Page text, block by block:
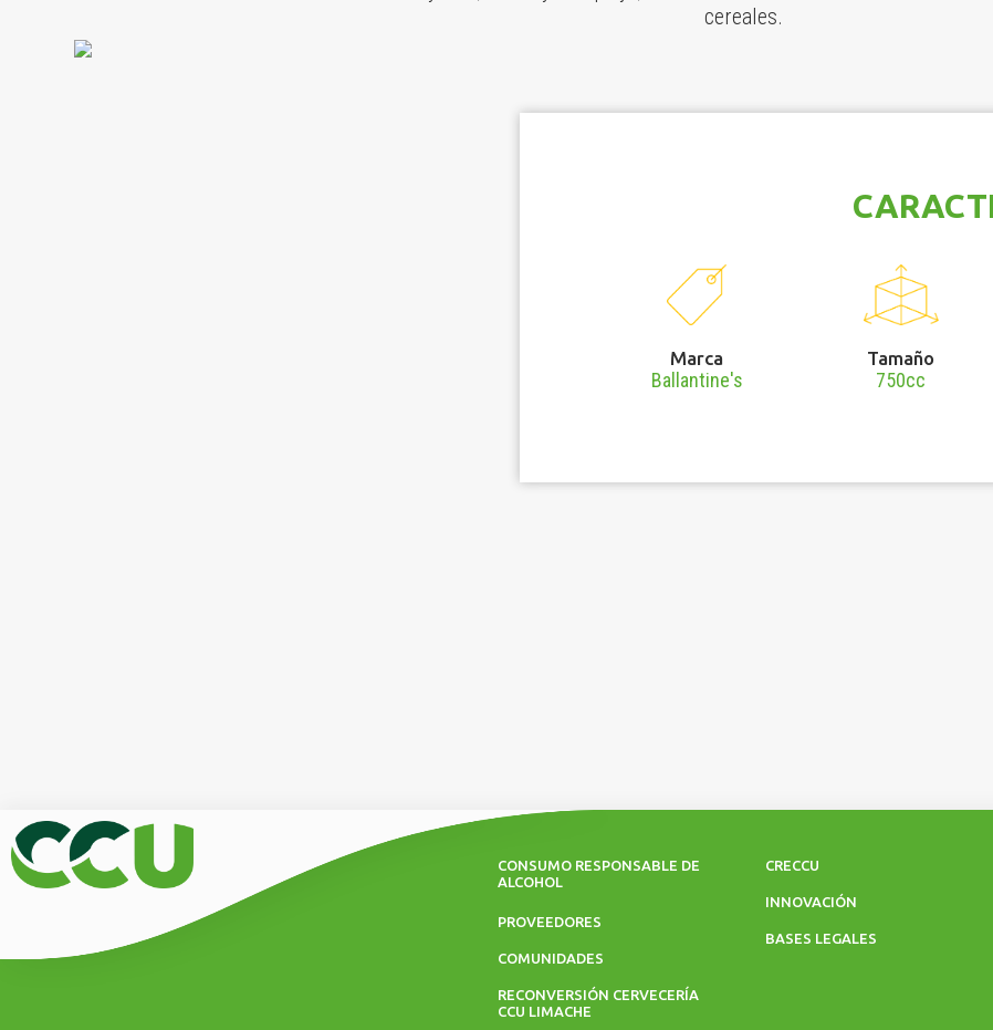
cereales.
Marca
Ballantine's
Tamaño
750cc
CONSUMO RESPONSABLE DE
ALCOHOL
PROVEEDORES
COMUNIDADES
RECONVERSIÓN CERVECERÍA
CCU LIMACHE
CRECCU
INNOVACIÓN
BASES LEGALES